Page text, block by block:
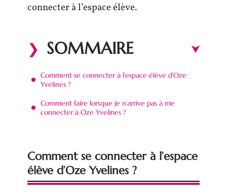
connecter à l’espace élève.
SOMMAIRE
Comment se connecter à l’espace élève d’Oze
Yvelines ?
Comment faire lorsque je n’arrive pas à me
connecter à Oze Yvelines ?
Comment se connecter à l’espace
élève d’Oze Yvelines ?